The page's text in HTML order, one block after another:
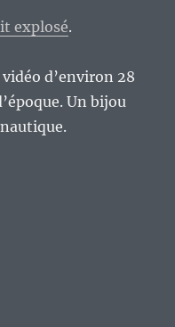
explosé.
d’environ 28
Un bijou